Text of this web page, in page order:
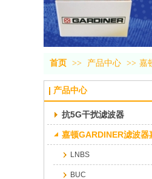
首页 >> 产品中心 >> 嘉
产品中心
抗5G干扰滤波器
嘉顿GARDINER滤波器
LNBS
BUC